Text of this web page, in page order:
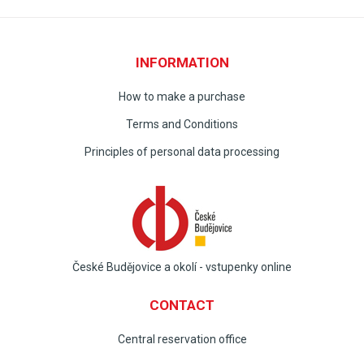
INFORMATION
How to make a purchase
Terms and Conditions
Principles of personal data processing
České Budějovice a okolí - vstupenky online
CONTACT
Central reservation office